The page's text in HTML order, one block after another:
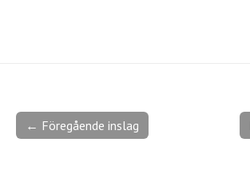
← Föregående inslag